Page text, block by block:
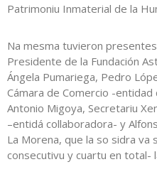
Patrimoniu Inmaterial de la
Na mesma tuvieron
Presidente de la Fundación
Ángela Pumariega, Pedro
Cámara de Comercio -
Antonio Migoya, Secretariu
–entidá collaboradora- y
La Morena, que la so sidra va
consecutivu y cuartu en total-